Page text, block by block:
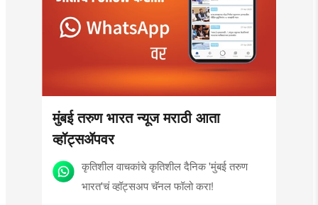
मुंबई तरुण भारत न्यूज मराठी आता
व्हॉट्सॲपवर
कृतिशील वाचकांचे कृतिशील दैनिक 'मुंबई तरुण
भारत'चं व्हॉट्सअप चॅनल फॉलो करा!